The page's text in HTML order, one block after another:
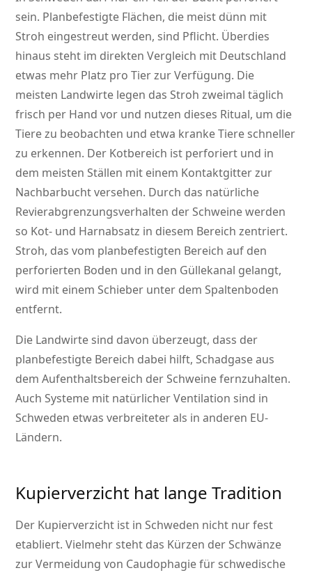
sein. Planbefestigte Flächen, die meist dünn mit
Stroh eingestreut werden, sind Pflicht. Überdies
hinaus steht im direkten Vergleich mit Deutschland
etwas mehr Platz pro Tier zur Verfügung. Die
meisten Landwirte legen das Stroh zweimal täglich
frisch per Hand vor und nutzen dieses Ritual, um die
Tiere zu beobachten und etwa kranke Tiere schneller
zu erkennen. Der Kotbereich ist perforiert und in
dem meisten Ställen mit einem Kontaktgitter zur
Nachbarbucht versehen. Durch das natürliche
Revierabgrenzungsverhalten der Schweine werden
so Kot- und Harnabsatz in diesem Bereich zentriert.
Stroh, das vom planbefestigten Bereich auf den
perforierten Boden und in den Güllekanal gelangt,
wird mit einem Schieber unter dem Spaltenboden
entfernt.
Die Landwirte sind davon überzeugt, dass der
planbefestigte Bereich dabei hilft, Schadgase aus
dem Aufenthaltsbereich der Schweine fernzuhalten.
Auch Systeme mit natürlicher Ventilation sind in
Schweden etwas verbreiteter als in anderen EU-
Ländern.
Kupierverzicht hat lange Tradition
Der Kupierverzicht ist in Schweden nicht nur fest
etabliert. Vielmehr steht das Kürzen der Schwänze
zur Vermeidung von Caudophagie für schwedische